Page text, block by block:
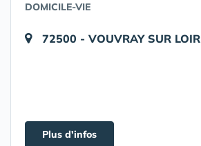
DOMICILE-VIE
72500 - VOUVRAY SUR LOIR
Plus d'infos